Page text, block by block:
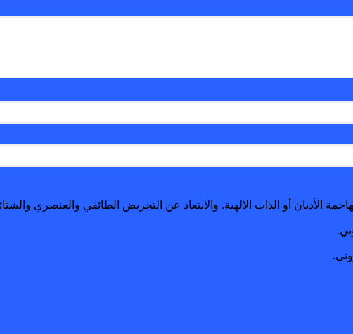
الأديان أو الذات الالهية. والابتعاد عن التحريض الطائفي والعنصري